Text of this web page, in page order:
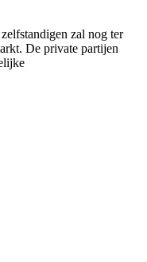
zal nog ter
De private partijen